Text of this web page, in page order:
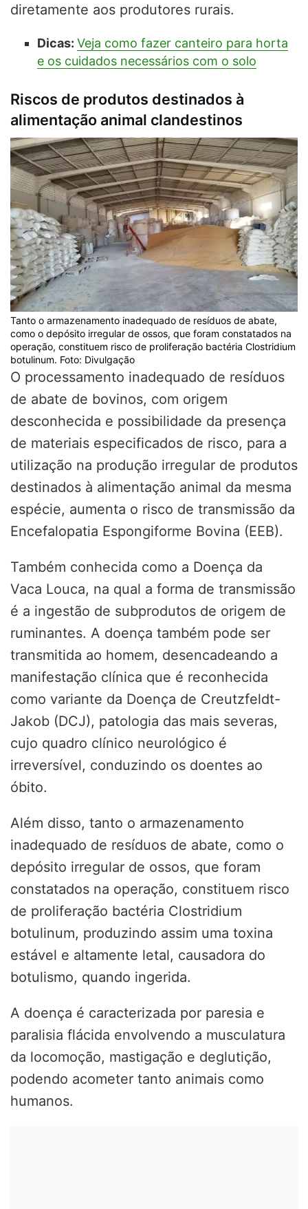
diretamente aos produtores rurais.
Dicas: Veja como fazer canteiro para horta
e os cuidados necessários com o solo
Riscos de produtos destinados à
alimentação animal clandestinos
Tanto o armazenamento inadequado de resíduos de abate,
como o depósito irregular de ossos, que foram constatados na
operação, constituem risco de proliferação bactéria Clostridium
botulinum. Foto: Divulgação
O processamento inadequado de resíduos
de abate de bovinos, com origem
desconhecida e possibilidade da presença
de materiais especificados de risco, para a
utilização na produção irregular de produtos
destinados à alimentação animal da mesma
espécie, aumenta o risco de transmissão da
Encefalopatia Espongiforme Bovina (EEB).
Também conhecida como a Doença da
Vaca Louca, na qual a forma de transmissão
é a ingestão de subprodutos de origem de
ruminantes. A doença também pode ser
transmitida ao homem, desencadeando a
manifestação clínica que é reconhecida
como variante da Doença de Creutzfeldt-
Jakob (DCJ), patologia das mais severas,
cujo quadro clínico neurológico é
irreversível, conduzindo os doentes ao
óbito.
Além disso, tanto o armazenamento
inadequado de resíduos de abate, como o
depósito irregular de ossos, que foram
constatados na operação, constituem risco
de proliferação bactéria Clostridium
botulinum, produzindo assim uma toxina
estável e altamente letal, causadora do
botulismo, quando ingerida.
A doença é caracterizada por paresia e
paralisia flácida envolvendo a musculatura
da locomoção, mastigação e deglutição,
podendo acometer tanto animais como
humanos.